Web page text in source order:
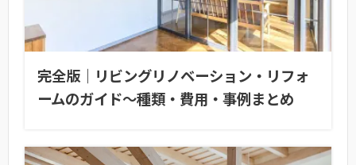
完全版｜リビングリノベーション・リフォ
ームのガイド〜種類・費用・事例まとめ